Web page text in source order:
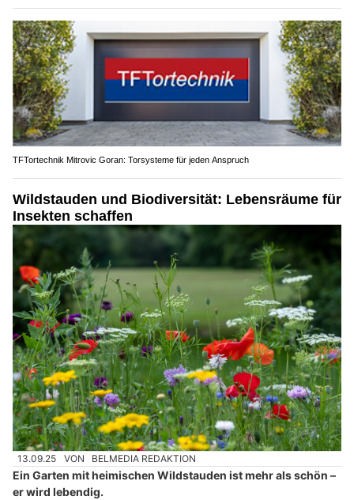
TFTortechnik Mitrovic Goran: Torsysteme für jeden Anspruch
Wildstauden und Biodiversität: Lebensräume für
Insekten schaffen
13.09.25 VON BELMEDIA REDAKTION
Ein Garten mit heimischen Wildstauden ist mehr als schön –
er wird lebendig.